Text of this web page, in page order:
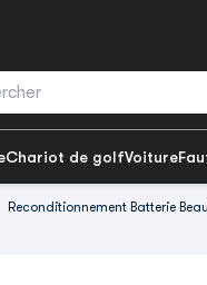
Chariot de golfVoiture
Reconditionnement Batterie